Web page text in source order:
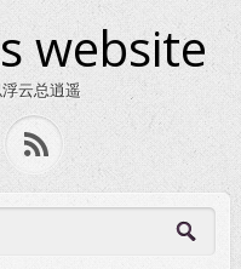
website
云总逍遥